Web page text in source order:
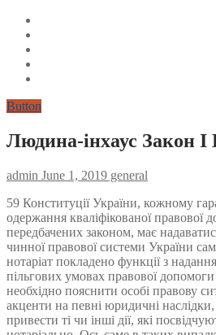
Button
Людина-інхаус Закон І
admin June 1, 2019 general
59 Конституції України, кожному
одержання кваліфікованої правової
передбачених законом, має
чинної правової системи України
нотаріат покладено функції з
пільгових умовах правової
необхідно пояснити особі правову
акценти на певні юридичні
привести ті чи інші дії, які